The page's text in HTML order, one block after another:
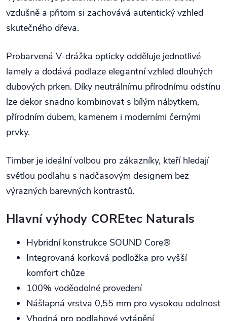
vzdušně a přitom si zachovává autentický vzhled
skutečného dřeva.
Probarvená V-drážka opticky odděluje jednotlivé
lamely a dodává podlaze elegantní vzhled dlouhých
dubových prken. Díky neutrálnímu přírodnímu odstínu
lze dekor snadno kombinovat s bílým nábytkem,
přírodním dubem, kamenem i moderními černými
prvky.
Timber je ideální volbou pro zákazníky, kteří hledají
světlou podlahu s nadčasovým designem bez
výrazných barevných kontrastů.
Hlavní výhody COREtec Naturals
Hybridní konstrukce SOUND Core®
Integrovaná korková podložka pro vyšší
komfort chůze
100% voděodolné provedení
Nášlapná vrstva 0,55 mm pro vysokou odolnost
Vhodná pro podlahové vytápění